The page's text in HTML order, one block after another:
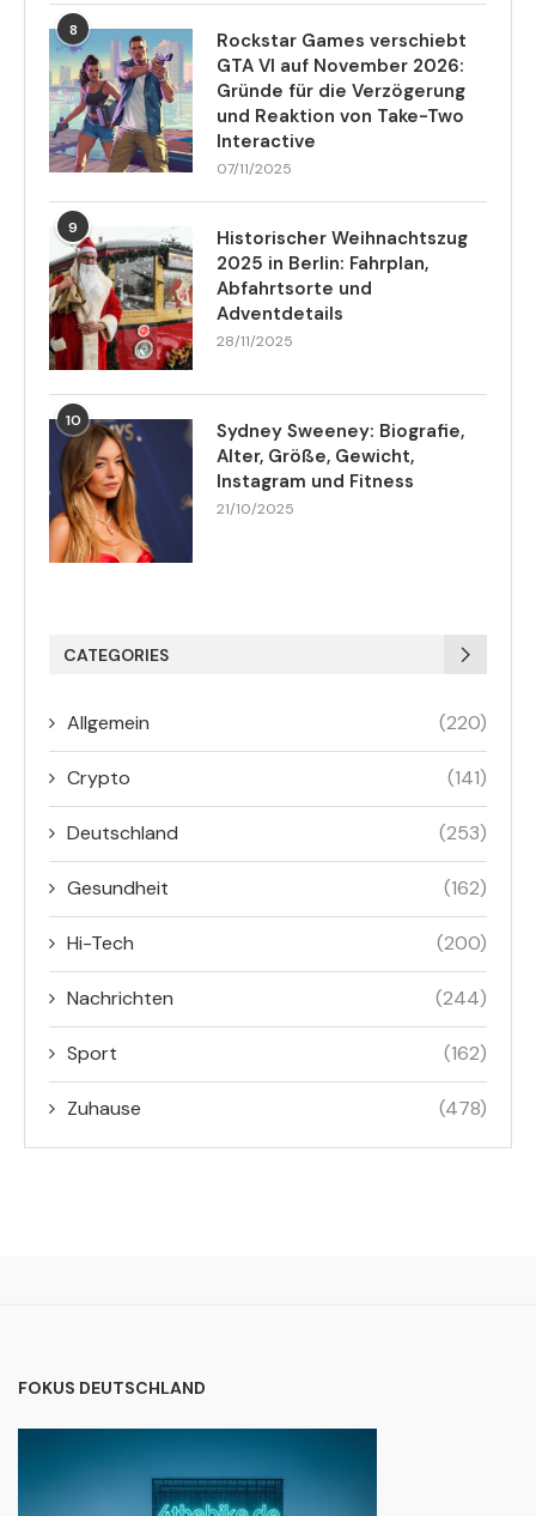
8
Rockstar Games verschiebt
GTA VI auf November 2026:
Gründe für die Verzögerung
und Reaktion von Take-Two
Interactive
07/11/2025
9
Historischer Weihnachtszug
2025 in Berlin: Fahrplan,
Abfahrtsorte und
Adventdetails
28/11/2025
10
Sydney Sweeney: Biografie,
Alter, Größe, Gewicht,
Instagram und Fitness
21/10/2025
CATEGORIES
Allgemein (220)
Crypto (141)
Deutschland (253)
Gesundheit (162)
Hi-Tech (200)
Nachrichten (244)
Sport (162)
Zuhause (478)
FOKUS DEUTSCHLAND